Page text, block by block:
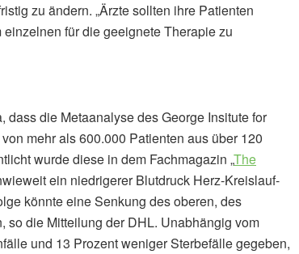
zu ändern. „Ärzte sollten ihre Patienten
für die geeignete Therapie zu
die Metaanalyse des George Insitute for
mehr als 600.000 Patienten aus über 120
wurde diese in dem Fachmagazin „The
ein niedrigerer Blutdruck Herz-Kreislauf-
könnte eine Senkung des oberen, des
so die Mitteilung der DHL. Unabhängig vom
und 13 Prozent weniger Sterbefälle gegeben,